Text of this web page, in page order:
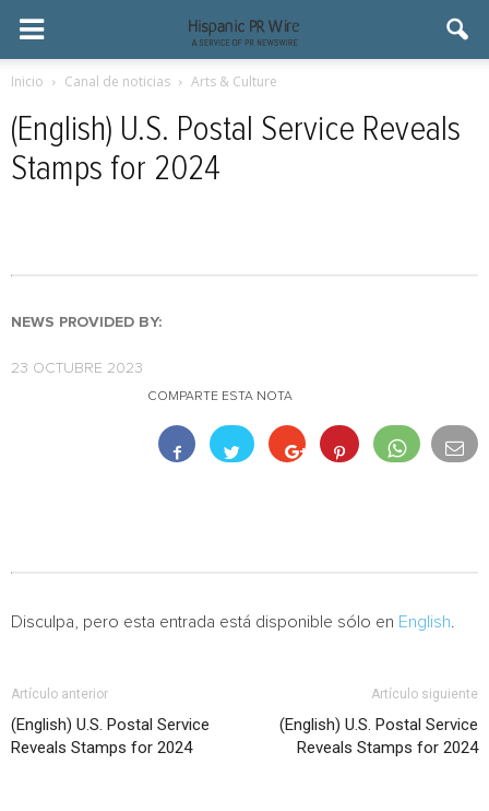
Inicio Canal de noticias Arts & Culture
(English) U.S. Postal Service Reveals
Stamps for 2024
NEWS PROVIDED BY:
23 OCTUBRE 2023
COMPARTE ESTA NOTA
Disculpa, pero esta entrada está disponible sólo en English
Artículo anterior
(English) U.S. Postal Service
Reveals Stamps for 2024
Artículo siguiente
(English) U.S. Postal Service
Reveals Stamps for 2024